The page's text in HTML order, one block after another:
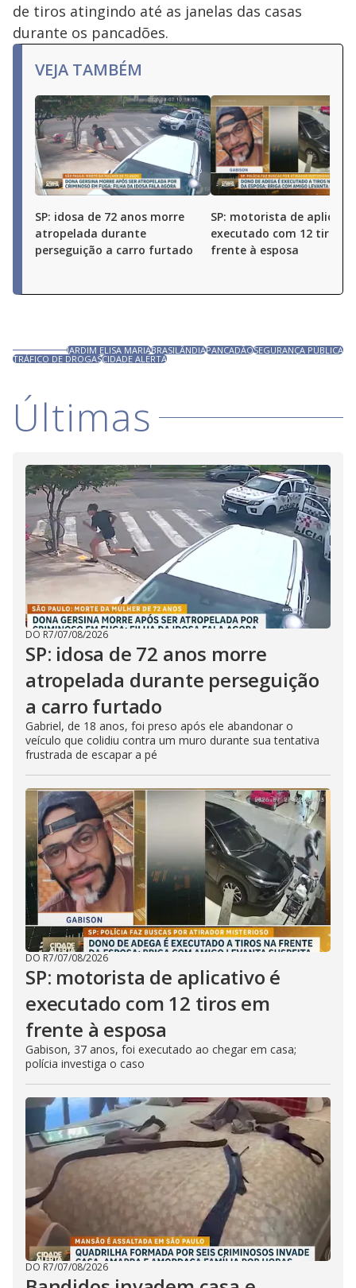
de tiros atingindo até as janelas das casas
durante os pancadões.
VEJA TAMBÉM
SP: idosa de 72 anos morre
atropelada durante
perseguição a carro furtado
SP: motorista de
executado com 12 tiros
frente à esposa
JARDIM ELISA MARIABRASILÂNDIAPANCADÃOSEGURANÇA PÚBLICA
TRÁFICO DE DROGASCIDADE ALERTA
Últimas
DO R7/07/08/2026
SP: idosa de 72 anos morre
atropelada durante perseguição
a carro furtado
Gabriel, de 18 anos, foi preso após ele abandonar o
veículo que colidiu contra um muro durante sua tentativa
frustrada de escapar a pé
DO R7/07/08/2026
SP: motorista de aplicativo é
executado com 12 tiros em
frente à esposa
Gabison, 37 anos, foi executado ao chegar em casa;
polícia investiga o caso
DO R7/07/08/2026